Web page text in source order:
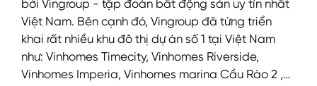
bởi Vingroup - tập đoàn bất động sản uy tín nhất
Việt Nam. Bên cạnh đó, Vingroup đã từng triển
khai rất nhiều khu đô thị dự án số 1 tại Việt Nam
như: Vinhomes Timecity, Vinhomes Riverside,
Vinhomes Imperia, Vinhomes marina Cầu Rào 2 ,…